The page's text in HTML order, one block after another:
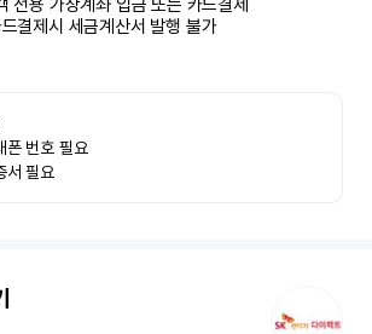
전용 가상계좌 입금 또는 카드결제
결제시 세금계산서 발행 불가
폰 번호 필요
서 필요